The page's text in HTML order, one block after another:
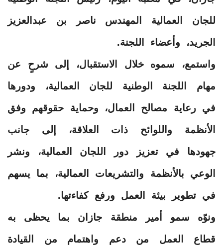
للجان العمالية المهندس ناصر بن عبدالعزيز
الجريد، وأعضاء اللجنة.
واستمع، سموه خلال الاستقبال، إلى شرحٍ عن
مهام اللجنة الوطنية للجان العمالية، ودورها
في رعاية مصالح العمال، وحماية حقوقهم وفق
الأنظمة واللوائح ذات العلاقة، إلى جانب
جهودها في تعزيز دور اللجان العمالية، ونشر
الوعي بالأنظمة والتشريعات العمالية، بما يسهم
في تطوير بيئة العمل ورفع كفاءتها.
ونوّه سمو أمير منطقة جازان بما يحظى به
قطاع العمل من دعم واهتمام من القيادة